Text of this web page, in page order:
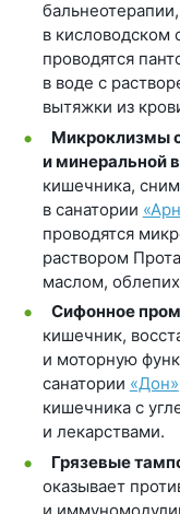
в кисловодском
проводятся
в воде с
вытяжки из
Микроклизмы
и минеральной
кишечника,
в санатории
проводятся
раствором
маслом,
Сифонное
кишечник,
и моторную
санатории «Дон»
кишечника с
и лекарствами.
Грязевые
оказывает